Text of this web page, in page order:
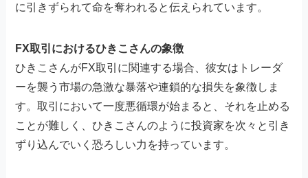
に引きずられて命を奪われると伝えられています。
FX取引におけるひきこさんの象徴
ひきこさんがFX取引に関連する場合、彼女はトレーダ
ーを襲う市場の急激な暴落や連鎖的な損失を象徴しま
す。取引において一度悪循環が始まると、それを止める
ことが難しく、ひきこさんのように投資家を次々と引き
ずり込んでいく恐ろしい力を持っています。